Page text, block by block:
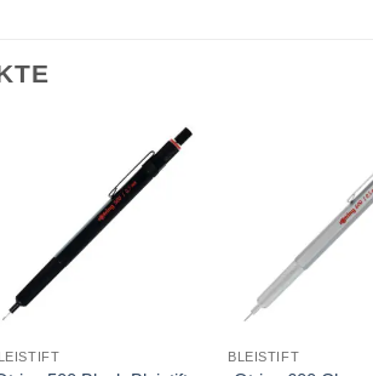
Auf die
Merkliste
BLEISTIFT